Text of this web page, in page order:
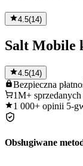
4.5(14)
Salt Mobile
4.5(14)
Bezpieczna
1M+
1 000+ opinii 5-
Obsługiwane